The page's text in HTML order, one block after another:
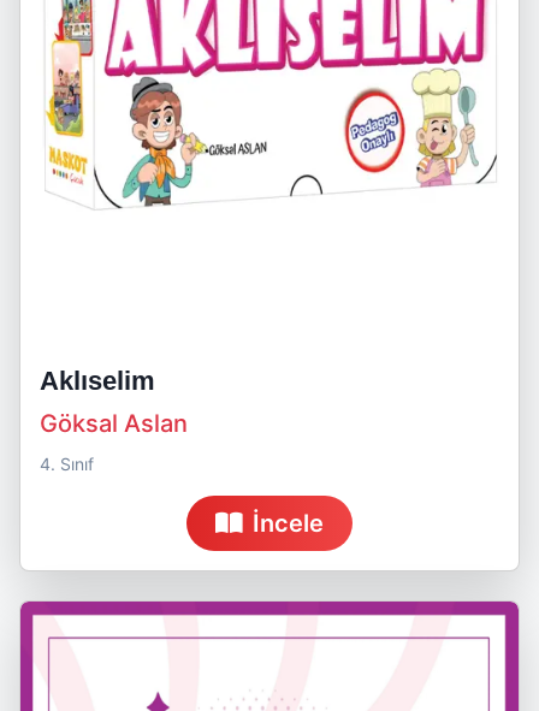
Aklıselim
Göksal Aslan
4. Sınıf
İncele